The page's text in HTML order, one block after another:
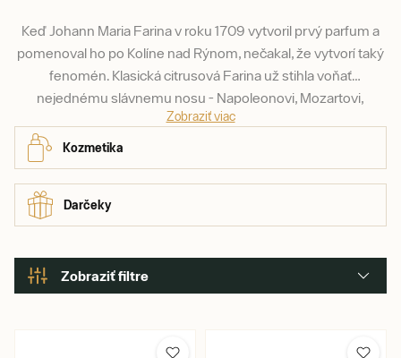
Keď Johann Maria Farina v roku 1709 vytvoril prvý parfum a
pomenoval ho po Kolíne nad Rýnom, nečakal, že vytvorí taký
fenomén. Klasická citrusová Farina už stihla voňať
nejednému slávnemu nosu - Napoleonovi, Mozartovi,
Kráľovnej Viktórii, Marlene Diettrich, alebo napríklad Billovi
Clintonovi. Billovi vraj vonia dodnes. A ak máte radšej niečo
zemitejšie, skúste Russisch Ledder.
Zobraziť viac
Kozmetika
Darčeky
Zobraziť filtre